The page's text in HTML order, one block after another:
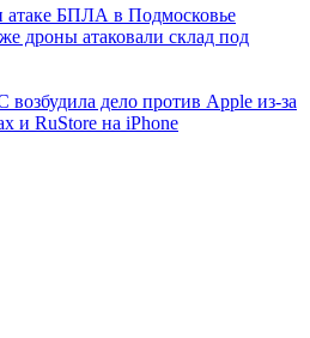
атаке БПЛА в Подмосковье
дроны атаковали склад под
дело против Apple из-за
и RuStore на iPhone